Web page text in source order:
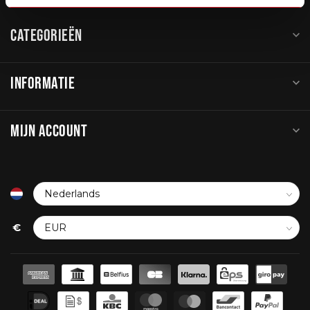
CATEGORIEËN
INFORMATIE
MIJN ACCOUNT
€